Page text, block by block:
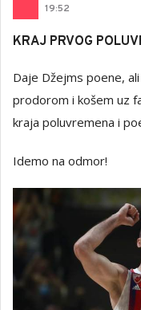
19:52
KRAJ PRVOG
Daje Džejms poene,
prodorom i košem uz
kraja poluvremena i
Idemo na odmor!